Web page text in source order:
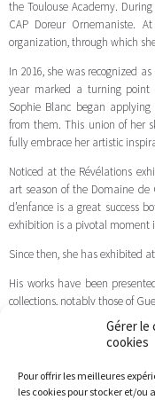
Gérer le
cookies
Pour offrir les meilleures
les cookies pour stocker et/
the Toulouse Academy.
CAP Doreur Ornemaniste.
organization, through which
In 2016, she was recognized
year marked a turning point
Sophie Blanc began
from them. This union of her
fully embrace her artistic
Noticed at the Révélations
art season of the Domaine
d’enfance is a great success
exhibition is a pivotal moment
Since then, she has exhibited
His works have been
collections, notably those of